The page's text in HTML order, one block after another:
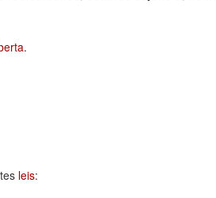
.
leis: